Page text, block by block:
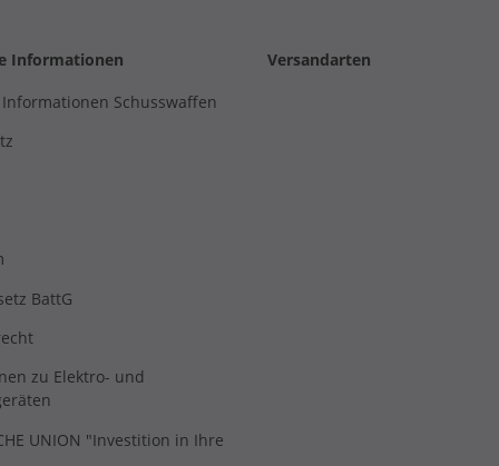
Informationen
Schusswaffen
BattG
zu Elektro- und
UNION "Investition in Ihre
Versandarten